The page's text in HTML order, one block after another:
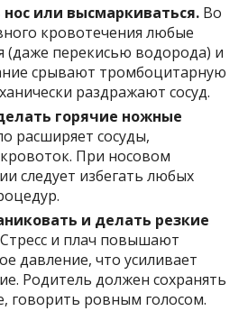
или высмаркиваться. Во
кровотечения любые
(даже перекисью водорода) и
срывают тромбоцитарную
раздражают сосуд.
горячие ножные
расширяет сосуды,
При носовом
следует избегать любых
и делать резкие
Стресс и плач повышают
давление, что усиливает
Родитель должен сохранять
говорить ровным голосом.